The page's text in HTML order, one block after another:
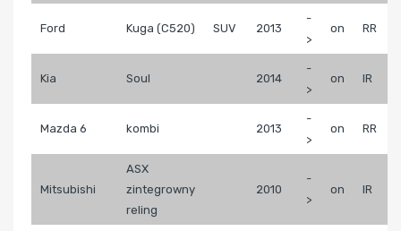
Ford Kuga (C520) SUV 2013
-
>
on RR
Kia Soul 2014
-
>
on IR
Mazda 6 kombi 2013
-
>
on RR
Mitsubishi
ASX
zintegrowny
reling
2010
-
>
on IR